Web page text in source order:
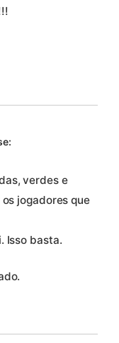
verdes e
jogadores que
Isso basta.